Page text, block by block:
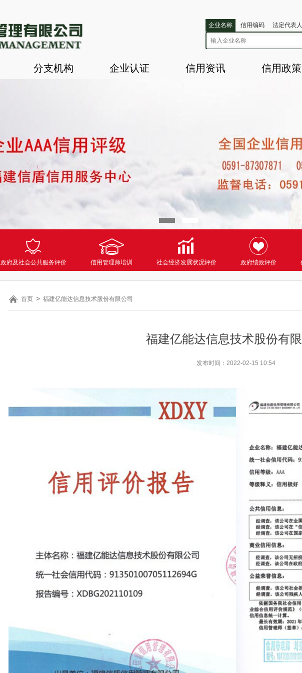
企业名称 信用编码 法定代表人
分支机构 企业认证 信用资讯 信用政策
政府及社会公共服务评价 信用管理师培训 社会经济发展状况评价 政府绩效评价
首页 福建亿能达信息技术股份有限公司
福建亿能达信息技术股份有
发布时间： 2022-02-15 10:54